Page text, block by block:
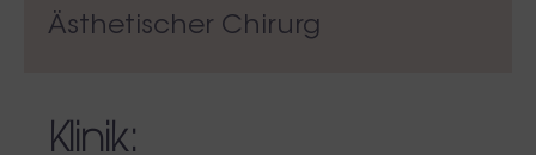
Ästhetischer Chirurg
Klinik: